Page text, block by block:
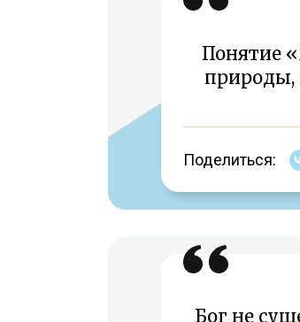
Понятие
природы,
Поделиться:
Бог не